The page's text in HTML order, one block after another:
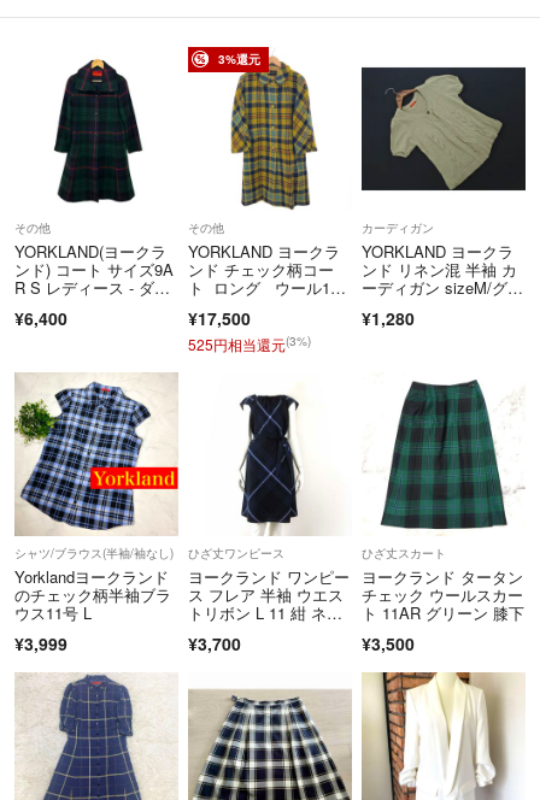
商品状態は掲載前に十分な確認を行っておりますが、重大な見落としが
ございました際はご返品を承ります。サイズが合わない、イメージが違
う、間違えた等お客様都合での返品はお受けしておりません。
・ご注文の商品と異なる商品が届いた場合
・商品状態が商品説明と著しく異なる場合
はご返品をお受けしております。
商品到着から5日以内にご連絡、返品受付後5日以内に当店に商品をご
返送ください。期限を過ぎた場合、初期不良等の場合でも対応いたしか
ねます。 必ず商品を受け取られた際に状態の確認をお願いいたしま
す。
クリーニングやアフターサービス代等の商品代金以上のご請求、不良品
の場合の一部返金での対応などはお受けできません。
Cランク以下の商品については、いかなる理由でもご返品をお断りさせ
ていただいております。
当アカウントはラクマ公式パートナーです。
◆特商法：https://fril.jp/ts/official/law/vtr/
◆返品特約：https://fril.jp/ts/official/law/vtr/#return_policy
◆適格請求書発行事業者登録番号：T4260002013524
その他
YORKLAND(ヨークラ
ンド) コート サイズ9A
R S レディース - ダー
レッド 長袖/チェック
¥6,400
3%還元
その他
YORKLAND ヨークラ
ンド チェック柄コー
ト ロング ウール10
ス / 240001213509
¥17,500
525円相当還元(3%)
カーディガン
YORKLAND ヨークラ
ンド リネン混 半袖 カ
ーディガン sizeM/グレ
¥1,280
シャツ/ブラウス(半袖/袖なし)
Yorklandヨークランド
のチェック柄半袖ブラ
ウス11号 L
¥3,999
ひざ丈ワンピース
ヨークランド ワンピー
ス フレア 半袖 ウエス
トリボン L 11 紺 ネイ
¥3,700
ひざ丈スカート
ヨークランド タータン
チェック ウールスカー
ト 11AR グリーン 膝下
¥3,500